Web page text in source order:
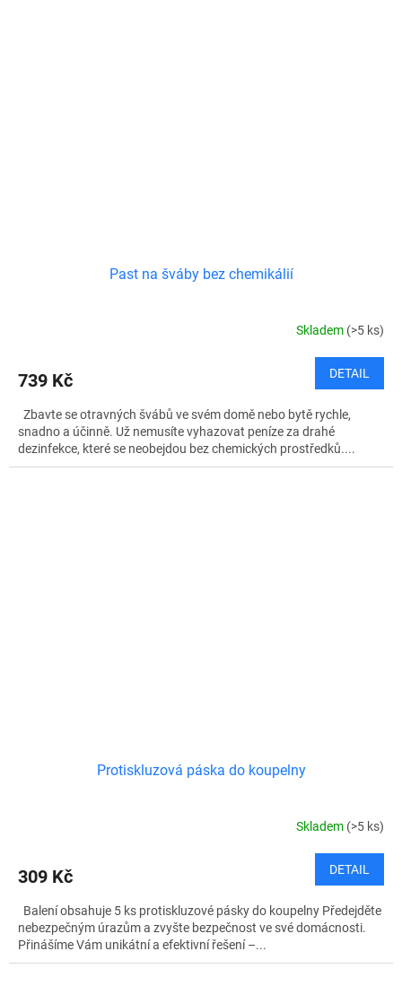
Past na šváby bez chemikálií
Skladem (>5 ks)
739 Kč DETAIL
Zbavte se otravných švábů ve svém domě nebo bytě rychle,
snadno a účinně. Už nemusíte vyhazovat peníze za drahé
dezinfekce, které se neobejdou bez chemických prostředků....
Protiskluzová páska do koupelny
Skladem (>5 ks)
309 Kč DETAIL
Balení obsahuje 5 ks protiskluzové pásky do koupelny Předejděte
nebezpečným úrazům a zvyšte bezpečnost ve své domácnosti.
Přinášíme Vám unikátní a efektivní řešení –...